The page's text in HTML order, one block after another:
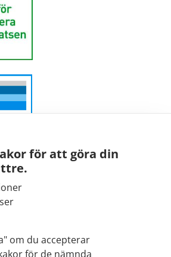
för att göra din
om du accepterar
för de nämnda